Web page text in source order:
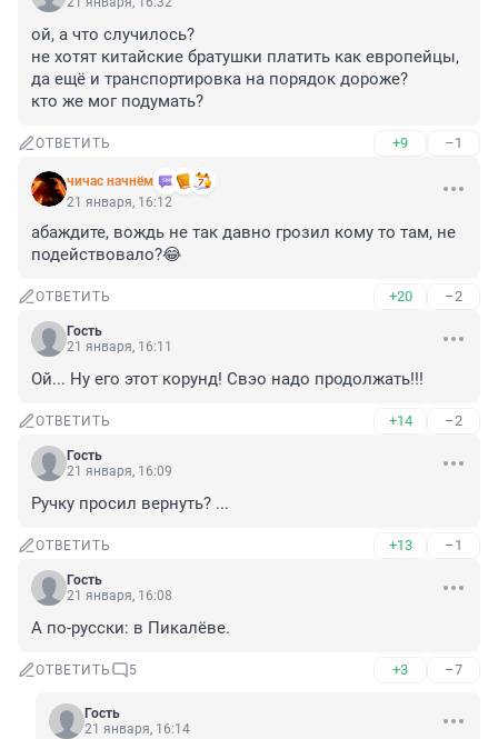
ой, а что случилось?
не хотят китайские братушки платить как европейцы,
да ещё и транспортировка на порядок дороже?
кто же мог подумать?
ОТВЕТИТЬ +9 –1
чичас начнём
21 января, 16:12
абаждите, вождь не так давно грозил кому то там, не
подействовало?😂
ОТВЕТИТЬ +20 –2
Гость
21 января, 16:11
Ой... Ну его этот корунд! Свэо надо продолжать!!!
ОТВЕТИТЬ +14 –2
Гость
21 января, 16:09
Ручку просил вернуть? ...
ОТВЕТИТЬ +13 –1
Гость
21 января, 16:08
А по-русски: в Пикалёве.
ОТВЕТИТЬ 5 +3 –7
Гость
21 января, 16:14